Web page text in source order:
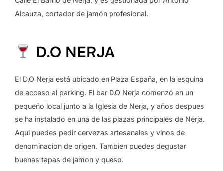
Alcauza, cortador de jamón profesional.
D.O NERJA
El D.O Nerja está ubicado en Plaza España, en la esquina
de acceso al parking. El bar D.O Nerja comenzó en un
pequeño local junto a la Iglesia de Nerja, y años despues
se ha instalado en una de las plazas principales de Nerja.
Aqui puedes pedir cervezas artesanales y vinos de
denominacion de origen. Tambien puedes degustar
buenas tapas de jamon y queso.